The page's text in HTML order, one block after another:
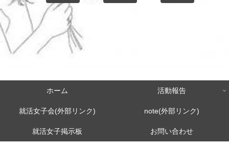
ホーム 活動報告
就活女子会(外部リンク) note(外部リンク)
就活女子掲示板 お問い合わせ